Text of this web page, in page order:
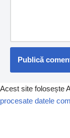
Acest site folosește
procesate datele